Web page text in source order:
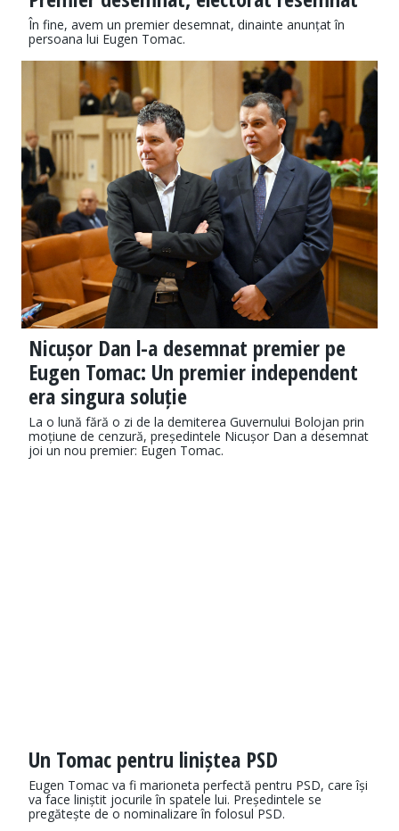
În fine, avem un premier desemnat, dinainte anunțat în
persoana lui Eugen Tomac.
Nicușor Dan l-a desemnat premier pe
Eugen Tomac: Un premier independent
era singura soluție
La o lună fără o zi de la demiterea Guvernului Bolojan prin
moțiune de cenzură, președintele Nicușor Dan a desemnat
joi un nou premier: Eugen Tomac.
Un Tomac pentru liniștea PSD
Eugen Tomac va fi marioneta perfectă pentru PSD, care își
va face liniștit jocurile în spatele lui. Președintele se
pregătește de o nominalizare în folosul PSD.